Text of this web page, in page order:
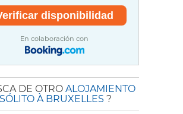
En colaboración con
DE OTRO ALOJAMIENTO
À BRUXELLES ?